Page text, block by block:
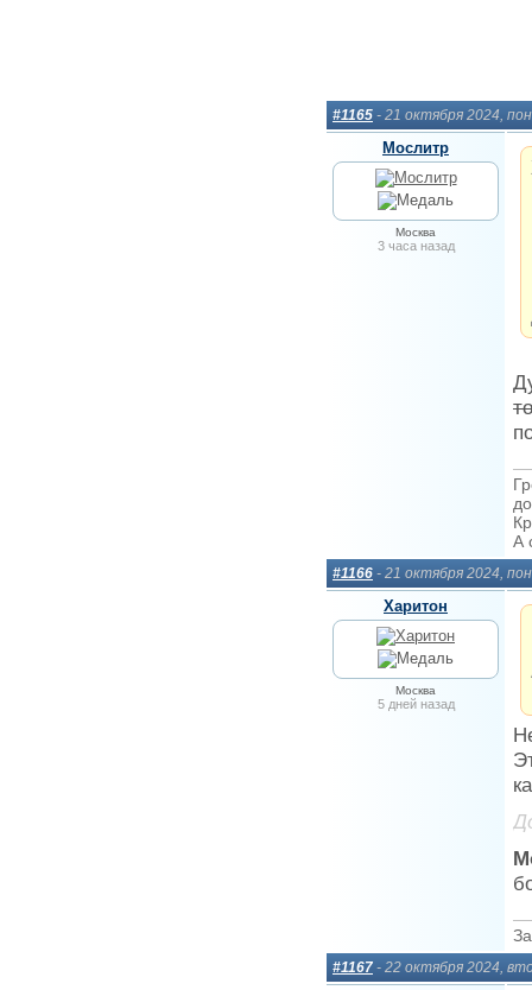
#1165 - 21 октября 2024,
Мослитр
Москва
3 часа назад
А
#1166 - 21 октября 2024,
Харитон
Москва
5 дней назад
#1167 - 22 октября 2024,